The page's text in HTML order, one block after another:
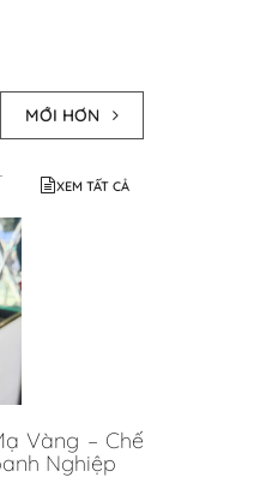
MỚI HƠN
XEM TẤT CẢ
Vàng – Chế
Nghiệp